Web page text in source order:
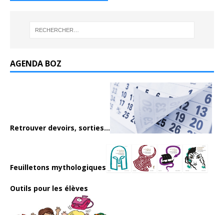
AGENDA BOZ
Retrouver devoirs, sorties...
Feuilletons mythologiques
Outils pour les élèves